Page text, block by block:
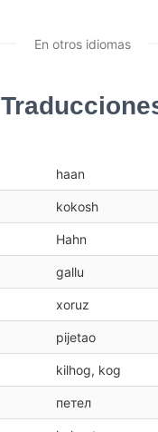
En otros idiomas
haan
kokosh
Hahn
gallu
xoruz
pijetao
kilhog, kog
петел